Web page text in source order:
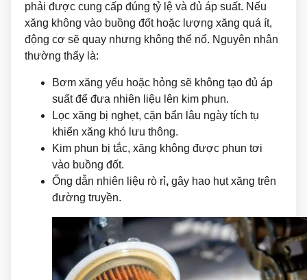
phải được cung cấp đúng tỷ lệ và đủ áp suất. Nếu
xăng không vào buồng đốt hoặc lượng xăng quá ít,
động cơ sẽ quay nhưng không thể nổ. Nguyên nhân
thường thấy là:
Bơm xăng yếu hoặc hỏng sẽ không tạo đủ áp
suất để đưa nhiên liệu lên kim phun.
Lọc xăng bị nghẹt, cặn bẩn lâu ngày tích tụ
khiến xăng khó lưu thông.
Kim phun bị tắc, xăng không được phun tơi
vào buồng đốt.
Ống dẫn nhiên liệu rò rỉ, gây hao hụt xăng trên
đường truyền.